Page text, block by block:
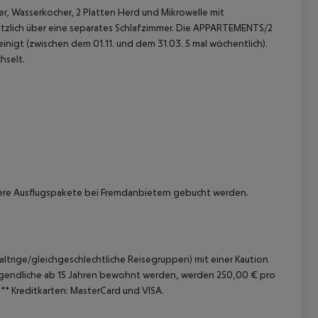
Wasserkocher, 2 Platten Herd und Mikrowelle mit
über eine separates Schlafzimmer. Die APPARTEMENTS/2
(zwischen dem 01.11. und dem 31.03. 5 mal wöchentlich).
Ausflugspakete bei Fremdanbietern gebucht werden.
gleichgeschlechtliche Reisegruppen) mit einer Kaution
ab 15 Jahren bewohnt werden, werden 250,00 € pro
** Kreditkarten: MasterCard und VISA.